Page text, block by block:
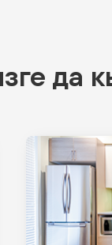
да